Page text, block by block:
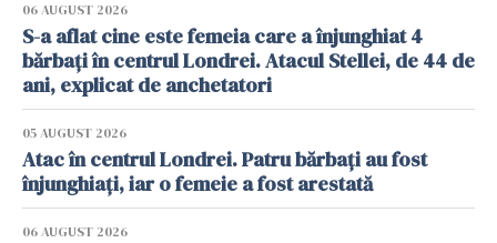
06 AUGUST 2026
S-a aflat cine este femeia care a înjunghiat 4
bărbați în centrul Londrei. Atacul Stellei, de 44 de
ani, explicat de anchetatori
05 AUGUST 2026
Atac în centrul Londrei. Patru bărbați au fost
înjunghiați, iar o femeie a fost arestată
06 AUGUST 2026